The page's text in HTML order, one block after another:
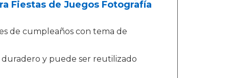
Fiestas de Juegos Fotografía
de cumpleaños con tema de
y puede ser reutilizado